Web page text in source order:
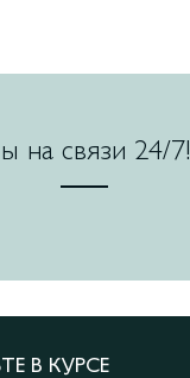
на связи 24/7!
В КУРСЕ